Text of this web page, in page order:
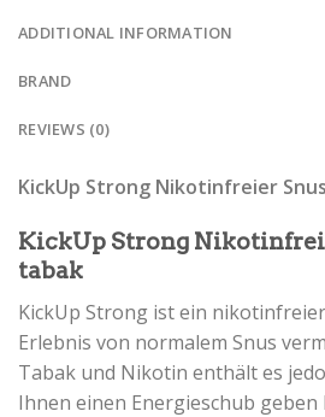
ADDITIONAL INFORMATION
BRAND
REVIEWS (0)
KickUp Strong Nikotinfreier
KickUp Strong
tabak
KickUp Strong ist ein
Erlebnis von normalem Snus
Tabak und Nikotin enthält es
Ihnen einen Energieschub